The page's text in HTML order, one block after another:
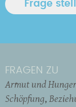
FRAGEN ZU
Armut und Hunger
Schöpfung